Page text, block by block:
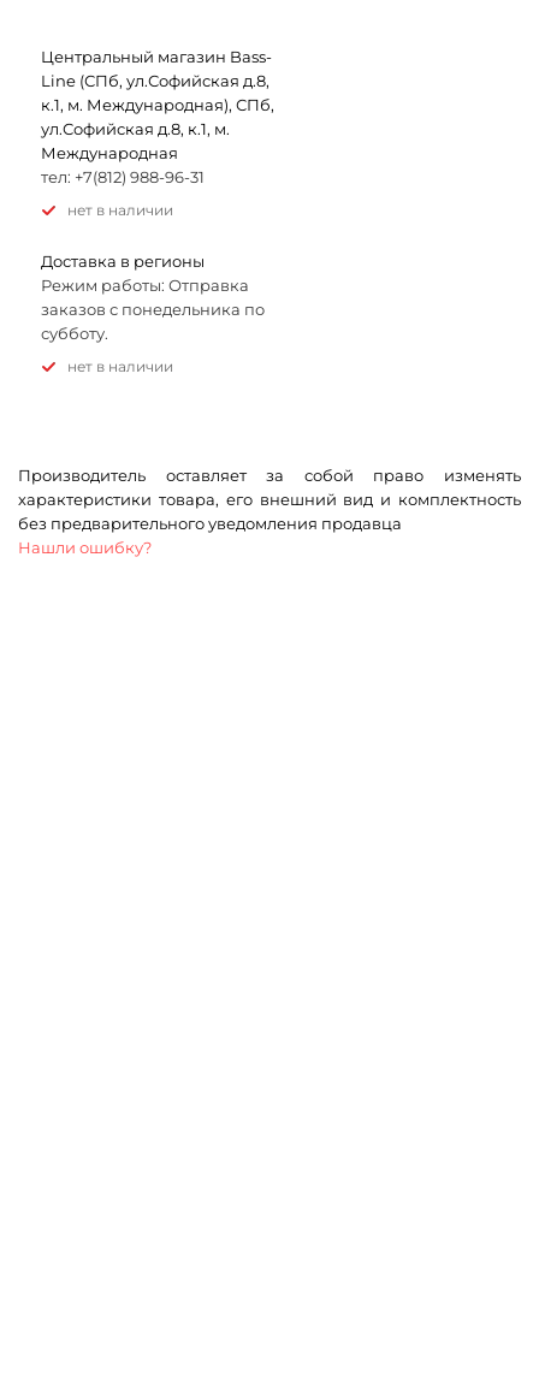
Центральный магазин Bass-
Line (СПб, ул.Софийская д.8,
к.1, м. Международная), СПб,
ул.Софийская д.8, к.1, м.
Международная
тел: +7(812) 988-96-31
Нет в наличии
Доставка в регионы
Режим работы: Отправка
заказов с понедельника по
субботу.
Нет в наличии
Производитель оставляет за собой право изменять
характеристики товара, его внешний вид и комплектность
без предварительного уведомления продавца
Нашли ошибку?